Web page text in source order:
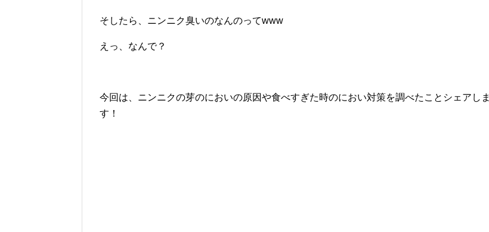
そしたら、ニンニク臭いのなんのってwww
えっ、なんで？
今回は、ニンニクの芽のにおいの原因や食べすぎた時のにおい対策を調べたことシェアしま
す！